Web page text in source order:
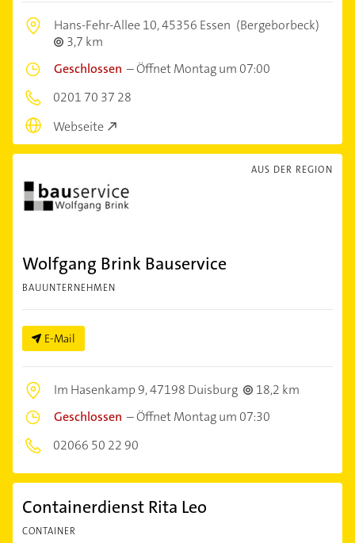
Hans-Fehr-Allee 10,45356 Essen (Bergeborbeck)
3,7 km
Geschlossen –Öffnet Montag um 07:00
0201 70 37 28
Webseite
AUS DER REGION
Wolfgang Brink Bauservice
BAUUNTERNEHMEN
E-Mail
Im Hasenkamp 9,47198 Duisburg
18,2 km
Geschlossen –Öffnet Montag um 07:30
02066 50 22 90
Containerdienst Rita Leo
CONTAINER